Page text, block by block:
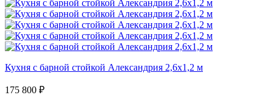
Кухня с барной стойкой Александрия 2,6х1,2 м
175 800 ₽